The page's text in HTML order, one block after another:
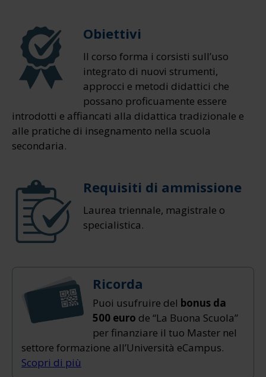
Obiettivi
Il corso forma i corsisti sull’uso
integrato di nuovi strumenti,
approcci e metodi didattici che
possano proficuamente essere
introdotti e affiancati alla didattica tradizionale e
alle pratiche di insegnamento nella scuola
secondaria.
Requisiti di ammissione
Laurea triennale, magistrale o
specialistica.
Ricorda
Puoi usufruire del bonus da
500 euro de “La Buona Scuola”
per finanziare il tuo Master nel
settore formazione all’Università eCampus.
Scopri di più